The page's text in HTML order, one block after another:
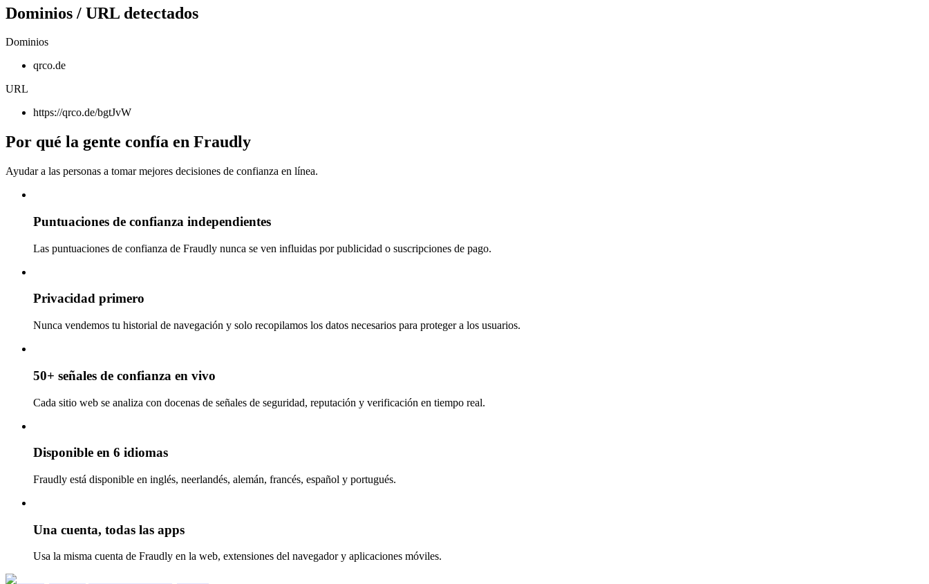
Dominios / URL detectados
Dominios
qrco.de
URL
https://qrco.de/bgtJvW
Por qué la gente confía en Fraudly
Ayudar a las personas a tomar mejores decisiones de confianza en línea.
Puntuaciones de confianza independientes
Las puntuaciones de confianza de Fraudly nunca se ven influidas por publicidad o suscripciones de pago.
Privacidad primero
Nunca vendemos tu historial de navegación y solo recopilamos los datos necesarios para proteger a los usuarios.
50+ señales de confianza en vivo
Cada sitio web se analiza con docenas de señales de seguridad, reputación y verificación en tiempo real.
Disponible en 6 idiomas
Fraudly está disponible en inglés, neerlandés, alemán, francés, español y portugués.
Una cuenta, todas las apps
Usa la misma cuenta de Fraudly en la web, extensiones del navegador y aplicaciones móviles.